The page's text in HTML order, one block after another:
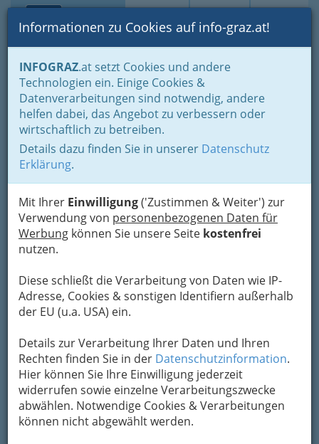
Suche Login Toggle
Informationen zu Cookies auf info-graz.at!
INFOGRAZ.at setzt Cookies und andere
Technologien ein. Einige Cookies &
Datenverarbeitungen sind notwendig, andere
helfen dabei, das Angebot zu verbessern oder
wirtschaftlich zu betreiben.
Details dazu finden Sie in unserer Datenschutz
Erklärung.
Mit Ihrer Einwilligung('Zustimmen & Weiter') zur
Verwendung von personenbezogenen Daten für
Werbung können Sie unsere Seite kostenfrei
nutzen.
Diese schließt die Verarbeitung von Daten wie IP-
Adresse, Cookies & sonstigen Identifiern außerhalb
der EU (u.a. USA) ein.
Details zur Verarbeitung Ihrer Daten und Ihren
Rechten finden Sie in der Datenschutzinformation.
Hier können Sie Ihre Einwilligung jederzeit
widerrufen sowie einzelne Verarbeitungszwecke
abwählen. Notwendige Cookies & Verarbeitungen
können nicht abgewählt werden.
Home Branchen
Einkaufen & Schenken - der Handel
Handel in Graz
Dinge des täglichen Lebens
Maschinen u. Computersysteme u. techn. Bedarf
Nähmaschinenhandel
Franz Kotnik
St.-Peter-Hauptstraße 195, 8042 Graz
+43 316 409 393
+43 316 4093 9340
Karte
Adresse mit Google Maps anschauen
Kontaktaufnahme
Um die Info-Graz Firmenvor Spam-Mails zu
bewahren, verwenden wir an dieser Stelle zur
Übermittlung Ihrer Nachricht ein sicheres
Formular. Ihre Nachricht wird nach dem